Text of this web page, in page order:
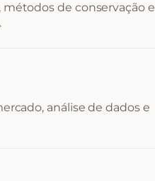
de conservação e
análise de dados e